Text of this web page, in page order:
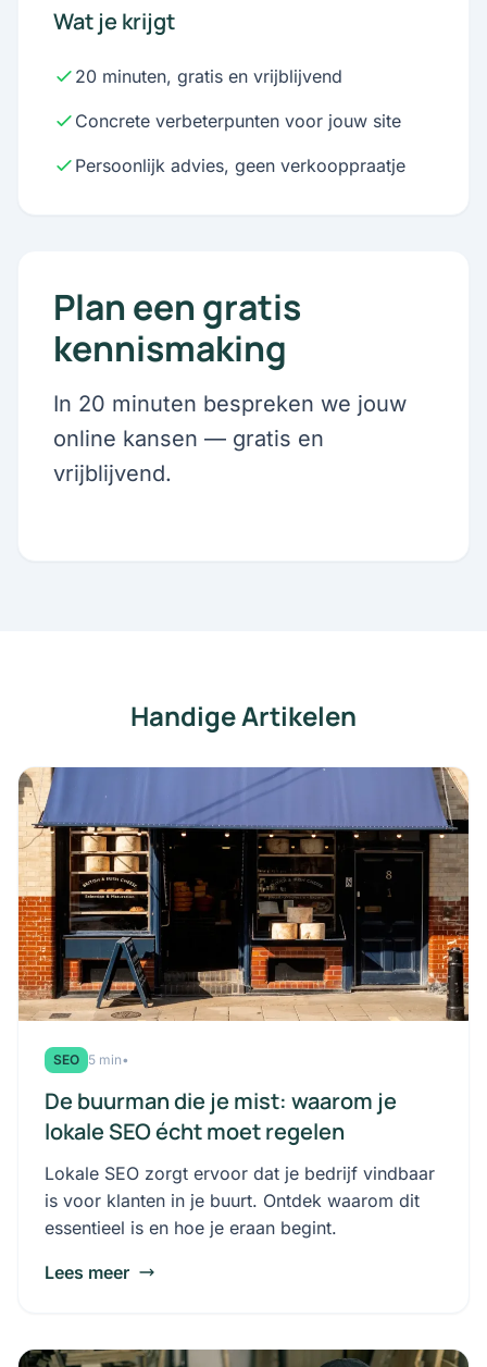
Wat je krijgt
20 minuten, gratis en vrijblijvend
Concrete verbeterpunten voor jouw site
Persoonlijk advies, geen verkooppraatje
Plan een gratis
kennismaking
In 20 minuten bespreken we jouw
online kansen — gratis en
vrijblijvend.
Handige Artikelen
SEO 5 min•
De buurman die je mist: waarom je
lokale SEO écht moet regelen
Lokale SEO zorgt ervoor dat je bedrijf vindbaar
is voor klanten in je buurt. Ontdek waarom dit
essentieel is en hoe je eraan begint.
Lees meer